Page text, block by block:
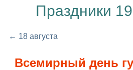
Праздники
← 18 августа
Всемирный день